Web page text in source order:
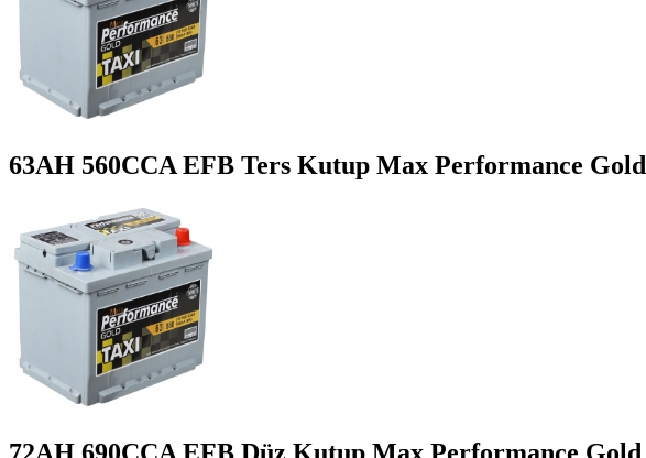
63AH 560CCA EFB Ters Kutup Max Performance Gold